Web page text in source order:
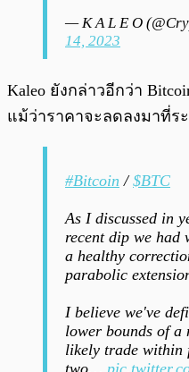
— K A L E O
14, 2023
Kaleo ยังกล่าวอีกว่า
แม้ว่าราคาจะลดลงมาที่ร
#Bitcoin /$BTC
As I discussed in
recent dip we had
a healthy
parabolic
I believe we've
lower bounds of a
likely trade within